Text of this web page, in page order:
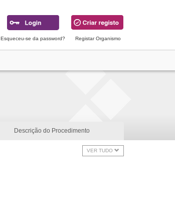
Esqueceu-se da password? Registar Organismo
Descrição do Procedimento
VER TUDO